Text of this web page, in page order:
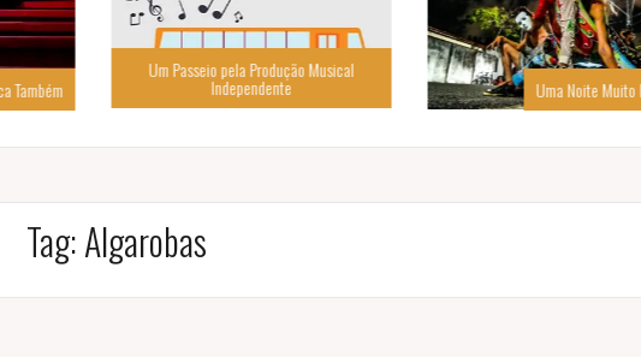
Um Passeio pela Produção Musical
Uma Noite Muito Limurings
Tag:Algarobas